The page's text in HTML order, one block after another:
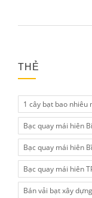
THẺ
1 cây bạt bao nhiêu
Bạc quay mái hiên
Bạc quay mái hiên
Bạc quay mái hiên
Bán vải bạt xây